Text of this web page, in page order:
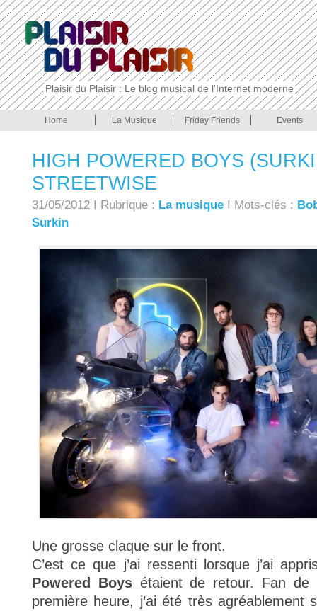
Plaisir du Plaisir : Le blog musical de l'Internet moderne
Home La Musique Friday Friends Events
HIGH POWERED BOYS
STREETWISE
31/05/2012 I Rubrique : La musique I Mots-clés :
Surkin
Une grosse claque sur le front.
C’est ce que j’ai ressenti lorsque j’ai
Powered Boysétaient de retour. Fan de
première heure, j’ai été très agréablement